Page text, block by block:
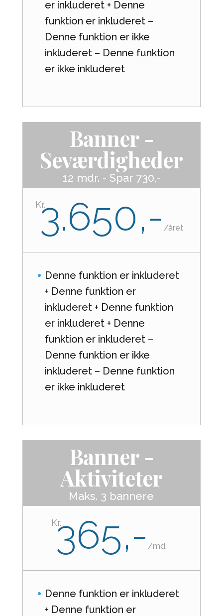
er inkluderet + Denne
funktion er inkluderet –
Denne funktion er ikke
inkluderet – Denne funktion
er ikke inkluderet
Banner -
Seværdigheder
12 mdr. - Spar 730,-
Kr.3.650,- /året
Denne funktion er inkluderet
+ Denne funktion er
inkluderet + Denne funktion
er inkluderet + Denne
funktion er inkluderet –
Denne funktion er ikke
inkluderet – Denne funktion
er ikke inkluderet
Banner -
Aktiviteter
Maks. 3 bannere
Kr.365,-/md.
Denne funktion er inkluderet
+ Denne funktion er